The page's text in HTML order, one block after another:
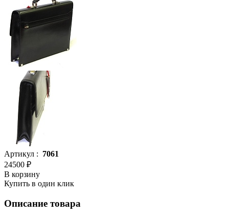
Артикул : 7061
24500 ₽
В корзину
Купить в один клик
Описание товара